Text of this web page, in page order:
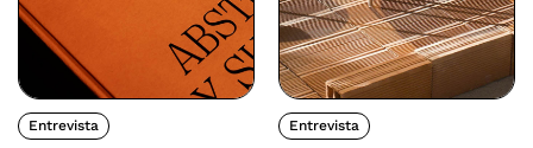
Entrevista Entrevista